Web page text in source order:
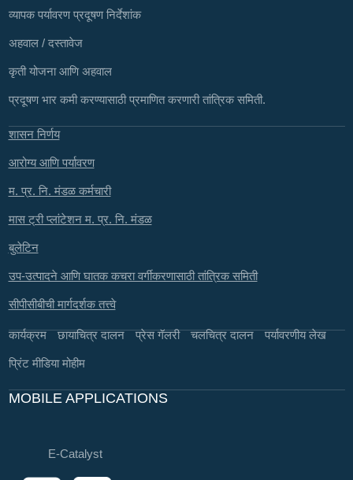
व्यापक पर्यावरण प्रदूषण निर्देशांक
अहवाल / दस्तावेज
कृती योजना आणि अहवाल
प्रदूषण भार कमी करण्यासाठी प्रमाणित करणारी तांत्रिक समिती.
शासन निर्णय
आरोग्य आणि पर्यावरण
म. प्र. नि. मंडळ कर्मचारी
मास ट्री प्लांटेशन म. प्र. नि. मंडळ
बुलेटिन
उप-उत्पादने आणि घातक कचरा वर्गीकरणासाठी तांत्रिक समिती
सीपीसीबीची मार्गदर्शक तत्त्वे
कार्यक्रम छायाचित्र दालन प्रेस गॅलरी चलचित्र दालन पर्यावरणीय लेख
प्रिंट मीडिया मोहीम
MOBILE APPLICATIONS
E-Catalyst